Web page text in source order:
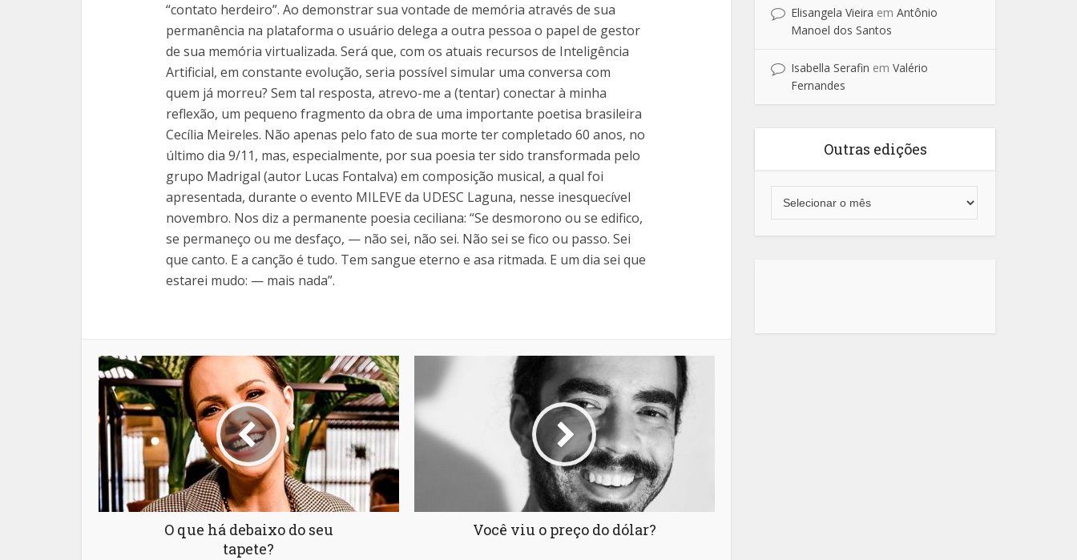
“contato herdeiro”. Ao demonstrar sua vontade de memória através de sua
permanência na plataforma o usuário delega a outra pessoa o papel de gestor
de sua memória virtualizada. Será que, com os atuais recursos de Inteligência
Artificial, em constante evolução, seria possível simular uma conversa com
quem já morreu? Sem tal resposta, atrevo-me a (tentar) conectar à minha
reflexão, um pequeno fragmento da obra de uma importante poetisa brasileira
Cecília Meireles. Não apenas pelo fato de sua morte ter completado 60 anos, no
último dia 9/11, mas, especialmente, por sua poesia ter sido transformada pelo
grupo Madrigal (autor Lucas Fontalva) em composição musical, a qual foi
apresentada, durante o evento MILEVE da UDESC Laguna, nesse inesquecível
novembro. Nos diz a permanente poesia ceciliana: “Se desmorono ou se edifico,
se permaneço ou me desfaço, — não sei, não sei. Não sei se fico ou passo. Sei
que canto. E a canção é tudo. Tem sangue eterno e asa ritmada. E um dia sei que
estarei mudo: — mais nada”.
O que há debaixo do seu
tapete?
Você viu o preço do dólar?
Elisangela Vieira em Antônio
Manoel dos Santos
Isabella Serafin em Valério
Fernandes
Outras edições